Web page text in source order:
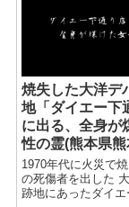
焼失した大洋デ
地「ダイエー下
に出る、全身が
性の霊(熊本県
1970年代に火災で焼
の死傷者を出した
跡地にあったダイ